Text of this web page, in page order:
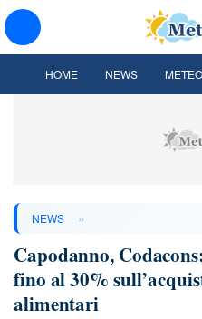
HOME NEWS METEO
NEWS »
Capodanno,
fino al 30%
alimentari